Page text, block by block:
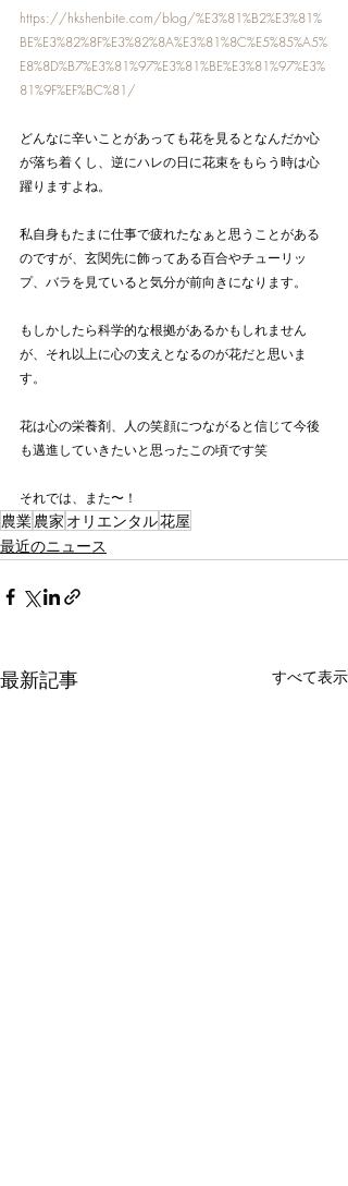
https://hkshenbite.com/blog/%E3%81%B2%E3%81%
BE%E3%82%8F%E3%82%8A%E3%81%8C%E5%85%A5%
E8%8D%B7%E3%81%97%E3%81%BE%E3%81%97%E3%
81%9F%EF%BC%81/
どんなに辛いことがあっても花を見るとなんだか心
が落ち着くし、逆にハレの日に花束をもらう時は心
躍りますよね。
私自身もたまに仕事で疲れたなぁと思うことがある
のですが、玄関先に飾ってある百合やチューリッ
プ、バラを見ていると気分が前向きになります。
もしかしたら科学的な根拠があるかもしれません
が、それ以上に心の支えとなるのが花だと思いま
す。
花は心の栄養剤、人の笑顔につながると信じて今後
も邁進していきたいと思ったこの頃です笑
それでは、また〜！
農業農家 オリエンタル花屋
最近のニュース
最新記事 すべて表示